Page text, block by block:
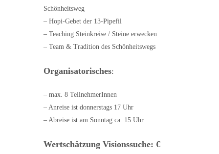
Schönheitsweg
– Hopi-Gebet der 13-Pipefil
– Teaching Steinkreise / Steine erwecken
– Team & Tradition des Schönheitswegs
Organisatorisches:
– max. 8 TeilnehmerInnen
– Anreise ist donnerstags 17 Uhr
– Abreise ist am Sonntag ca. 15 Uhr
Wertschätzung Visionssuche: €